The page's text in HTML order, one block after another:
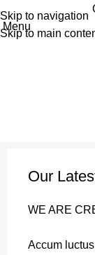
Skip to navigation
Skip to main
Menu
Home » Portfolio »
Our
WE ARE
Accum